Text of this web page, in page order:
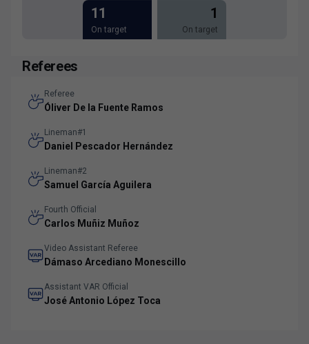
11
On target
1
On target
Referees
Referee
Óliver De la Fuente Ramos
Lineman#1
Daniel Pescador Hernández
Lineman#2
Samuel García Aguilera
Fourth Official
Carlos Muñiz Muñoz
Video Assistant Referee
Dámaso Arcediano Monescillo
Assistant VAR Official
José Antonio López Toca